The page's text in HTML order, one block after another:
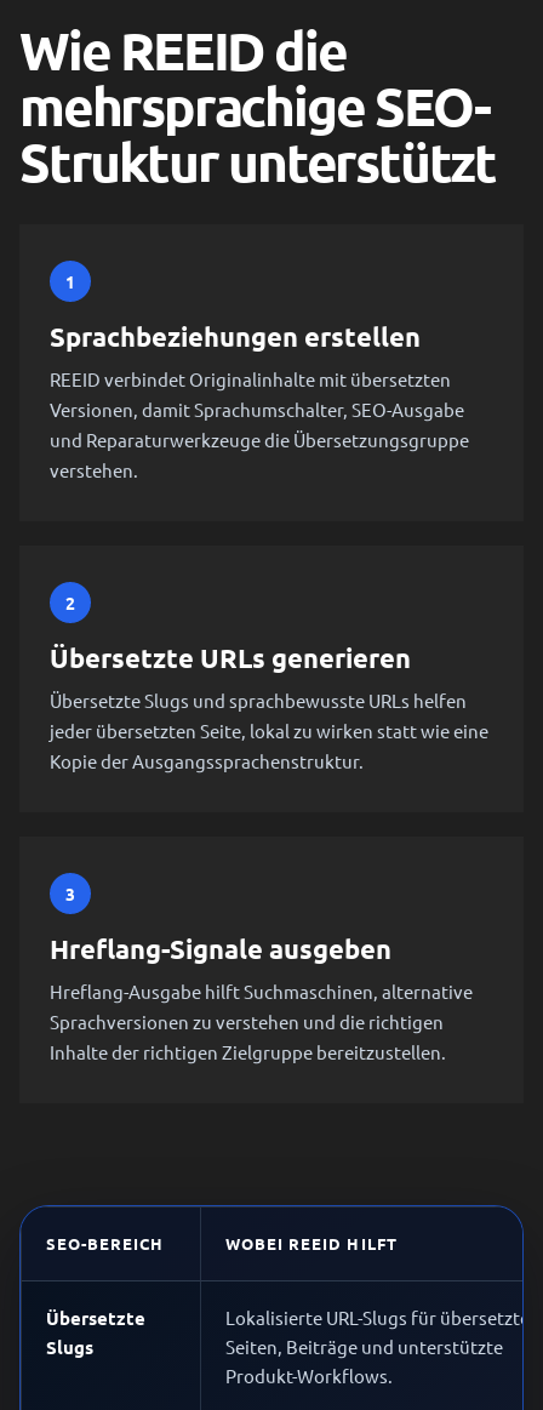
Wie REEID die
mehrsprachige SEO-
Struktur unterstützt
1
Sprachbeziehungen erstellen
REEID verbindet Originalinhalte mit übersetzten
Versionen, damit Sprachumschalter, SEO-Ausgabe
und Reparaturwerkzeuge die Übersetzungsgruppe
verstehen.
2
Übersetzte URLs generieren
Übersetzte Slugs und sprachbewusste URLs helfen
jeder übersetzten Seite, lokal zu wirken statt wie eine
Kopie der Ausgangssprachenstruktur.
3
Hreflang-Signale ausgeben
Hreflang-Ausgabe hilft Suchmaschinen, alternative
Sprachversionen zu verstehen und die richtigen
Inhalte der richtigen Zielgruppe bereitzustellen.
SEO-BEREICH WOBEI REEID HILFT
Übersetzte
Slugs
Lokalisierte URL-Slugs für übersetzte
Seiten, Beiträge und unterstützte
Produkt-Workflows.